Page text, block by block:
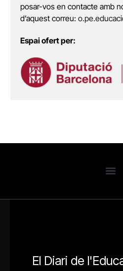
posar-vos en contacte amb
d’aquest correu:
Espai ofert per: